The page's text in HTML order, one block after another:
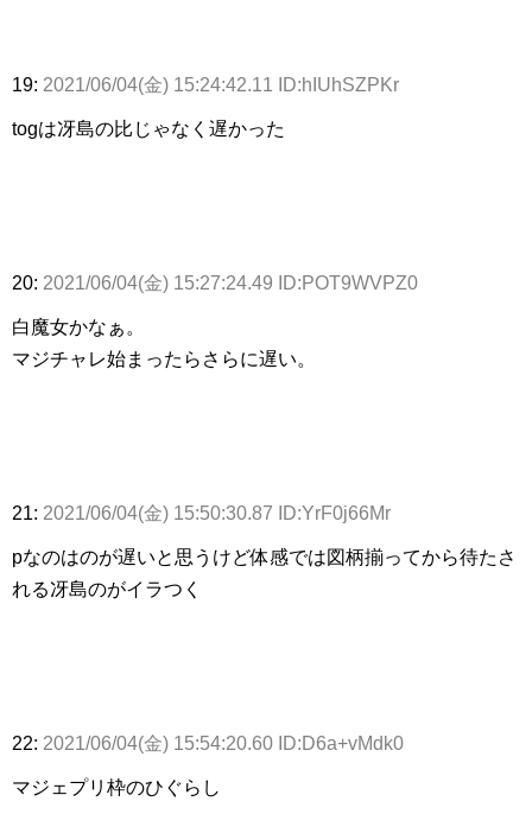
19: 2021/06/04(金) 15:24:42.11 ID:hIUhSZPKr
togは冴島の比じゃなく遅かった
20: 2021/06/04(金) 15:27:24.49 ID:POT9WVPZ0
白魔女かなぁ。
マジチャレ始まったらさらに遅い。
21: 2021/06/04(金) 15:50:30.87 ID:YrF0j66Mr
pなのはのが遅いと思うけど体感では図柄揃ってから待たさ
れる冴島のがイラつく
22: 2021/06/04(金) 15:54:20.60 ID:D6a+vMdk0
マジェプリ枠のひぐらし